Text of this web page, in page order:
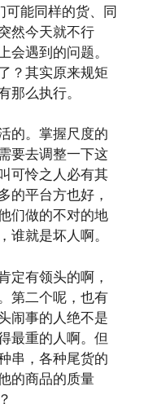
可能同样的货、同
然今天就不行
会遇到的问题。
？其实原来规矩
那么执行。
的。掌握尺度的
要去调整一下这
可怜之人必有其
的平台方也好，
们做的不对的地
谁就是坏人啊。
定有领头的啊，
第二个呢，也有
闹事的人绝不是
最重的人啊。但
串，各种尾货的
的商品的质量